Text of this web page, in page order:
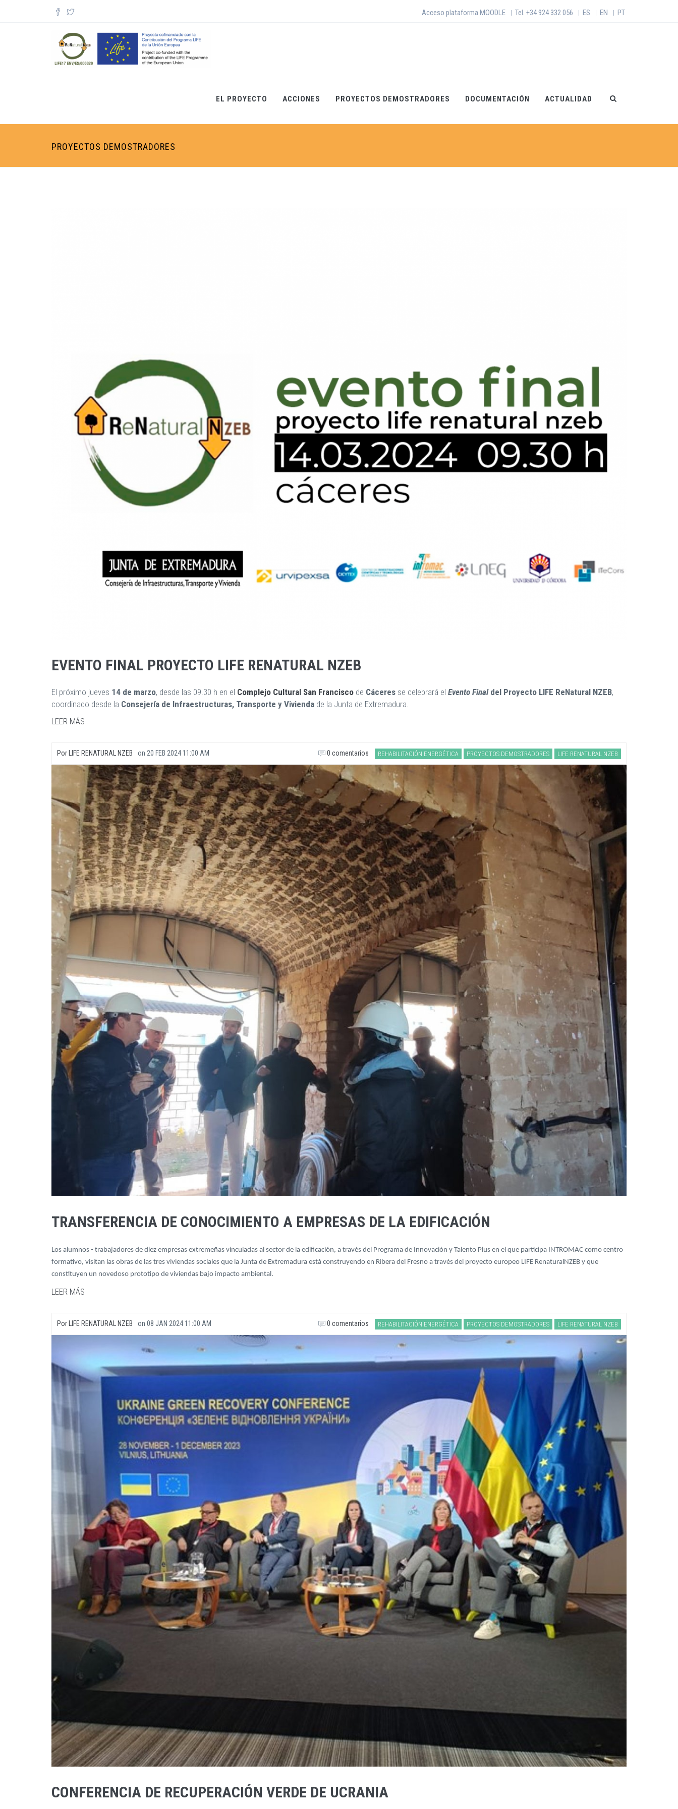
Pasar al contenido principal
Acceso plataforma MOODLE | Tel. +34 924 332 056 | ES | EN | PT
Formulario de búsqueda
EL PROYECTO ACCIONES PROYECTOS DEMOSTRADORES DOCUMENTACIÓN ACTUALIDAD
PROYECTOS DEMOSTRADORES
EVENTO FINAL PROYECTO LIFE RENATURAL NZEB
El próximo jueves 14 de marzo, desde las 09.30 h en el Complejo Cultural San Francisco de Cáceres se celebrará el Evento Finaldel Proyecto LIFE ReNatural NZEB,
coordinado desde la Consejería de Infraestructuras, Transporte y Vivienda de la Junta de Extremadura.
LEER MÁS
Por LIFE RENATURAL NZEB on 20 FEB 2024 11:00 AM REHABILITACIÓN ENERGÉTICA PROYECTOS DEMOSTRADORES LIFE RENATURAL NZEB
0 comentarios
TRANSFERENCIA DE CONOCIMIENTO A EMPRESAS DE LA EDIFICACIÓN
Los alumnos - trabajadores de diez empresas extremeñas vinculadas al sector de la edificación, a través del Programa de Innovación y Talento Plus en el que participa INTROMAC como centro
formativo, visitan las obras de las tres viviendas sociales que la Junta de Extremadura está construyendo en Ribera del Fresno a través del proyecto europeo LIFE RenaturalNZEB y que
constituyen un novedoso prototipo de viviendas bajo impacto ambiental.
LEER MÁS
Por LIFE RENATURAL NZEB on 08 JAN 2024 11:00 AM REHABILITACIÓN ENERGÉTICA PROYECTOS DEMOSTRADORES LIFE RENATURAL NZEB
0 comentarios
CONFERENCIA DE RECUPERACIÓN VERDE DE UCRANIA